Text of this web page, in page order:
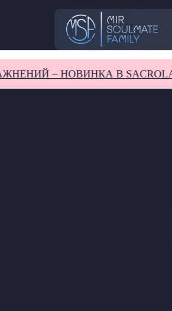
НОВИНКА В SACROLABIUM